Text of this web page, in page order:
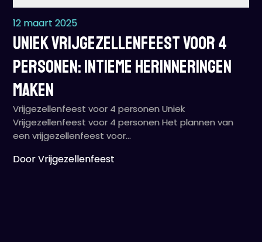
12 maart 2025
Uniek Vrijgezellenfeest voor 4
Personen: Intieme Herinneringen
Maken
Vrijgezellenfeest voor 4 personen Uniek
Vrijgezellenfeest voor 4 personen Het plannen van
een vrijgezellenfeest voor…
Door Vrijgezellenfeest